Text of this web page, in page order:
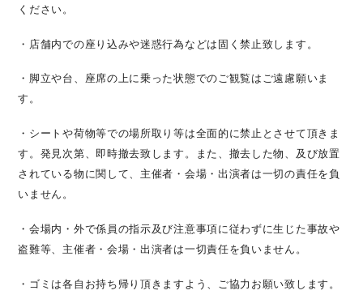
ください。
・店舗内での座り込みや迷惑行為などは固く禁止致します。
・脚立や台、座席の上に乗った状態でのご観覧はご遠慮願いま
す。
・シートや荷物等での場所取り等は全面的に禁止とさせて頂きま
す。発見次第、即時撤去致します。また、撤去した物、及び放置
されている物に関して、主催者・会場・出演者は一切の責任を負
いません。
・会場内・外で係員の指示及び注意事項に従わずに生じた事故や
盗難等、主催者・会場・出演者は一切責任を負いません。
・ゴミは各自お持ち帰り頂きますよう、ご協力お願い致します。